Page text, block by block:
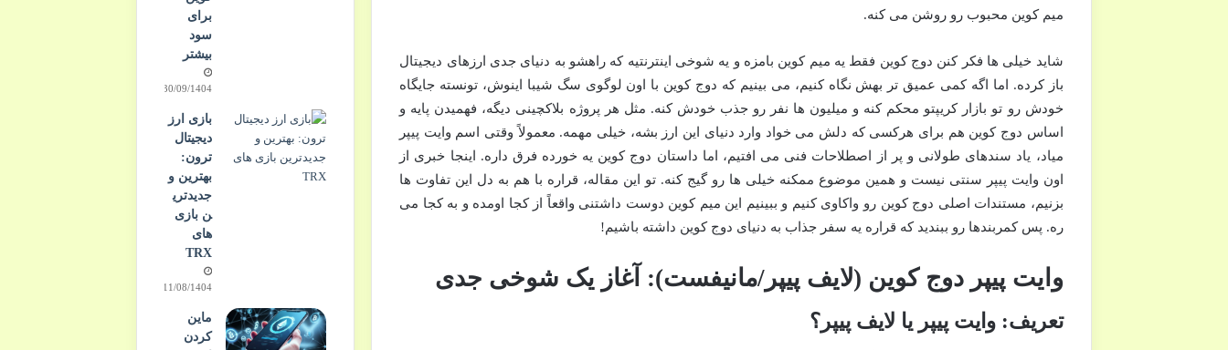
میم کوین محبوب رو روشن می کنه.
شاید خیلی ها فکر کنن دوج کوین فقط یه میم کوین بامزه و یه شوخی اینترنتیه که راهشو به دنیای جدی ارزهای دیجیتال
باز کرده. اما اگه کمی عمیق تر بهش نگاه کنیم، می بینیم که دوج کوین با اون لوگوی سگ شیبا اینوش، تونسته جایگاه
خودش رو تو بازار کریپتو محکم کنه و میلیون ها نفر رو جذب خودش کنه. مثل هر پروژه بلاکچینی دیگه، فهمیدن پایه و
اساس دوج کوین هم برای هرکسی که دلش می خواد وارد دنیای این ارز بشه، خیلی مهمه. معمولاً وقتی اسم وایت پیپر
میاد، یاد سندهای طولانی و پر از اصطلاحات فنی می افتیم، اما داستان دوج کوین یه خورده فرق داره. اینجا خبری از
اون وایت پیپر سنتی نیست و همین موضوع ممکنه خیلی ها رو گیج کنه. تو این مقاله، قراره با هم به دل این تفاوت ها
بزنیم، مستندات اصلی دوج کوین رو واکاوی کنیم و ببینیم این میم کوین دوست داشتنی واقعاً از کجا اومده و به کجا می
ره. پس کمربندها رو ببندید که قراره یه سفر جذاب به دنیای دوج کوین داشته باشیم!
وایت پیپر دوج کوین (لایف پیپر/مانیفست): آغاز یک شوخی جدی
تعریف: وایت پیپر یا لایف پیپر؟
برای
سود
بیشتر
30/09/1404
بازی ارز
دیجیتال
ترون:
بهترین و
جدیدتری
ن بازی
های
TRX
11/08/1404
ماین
کردن